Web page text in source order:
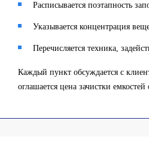
Расписывается поэтапность
Указывается концентрация
Перечисляется техника,
Каждый пункт обсуждается с
оглашается цена зачистки